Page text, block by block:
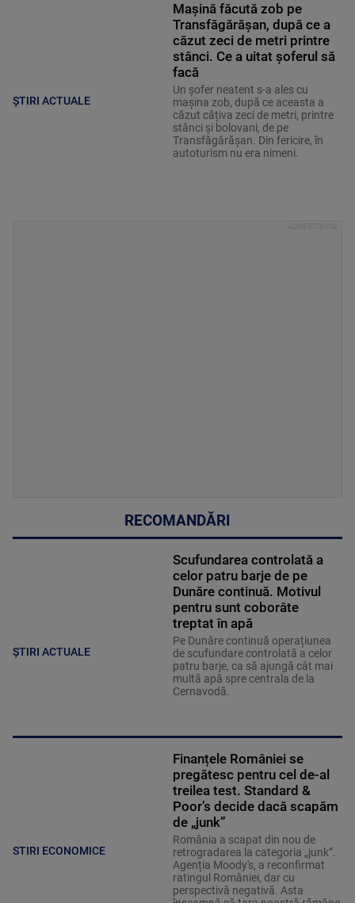
ȘTIRI ACTUALE
Mașină făcută zob pe
Transfăgărășan, după ce a
căzut zeci de metri printre
stânci. Ce a uitat șoferul să
facă
Un șofer neatent s-a ales cu
mașina zob, după ce aceasta a
căzut câțiva zeci de metri, printre
stânci și bolovani, de pe
Transfăgărășan. Din fericire, în
autoturism nu era nimeni.
RECOMANDĂRI
ȘTIRI ACTUALE
Scufundarea controlată a
celor patru barje de pe
Dunăre continuă. Motivul
pentru sunt coborâte
treptat în apă
Pe Dunăre continuă operațiunea
de scufundare controlată a celor
patru barje, ca să ajungă cât mai
multă apă spre centrala de la
Cernavodă.
STIRI ECONOMICE
Finanțele României se
pregătesc pentru cel de-al
treilea test. Standard &
Poor’s decide dacă scapăm
de „junk”
România a scapat din nou de
retrogradarea la categoria „junk”.
Agenția Moody's, a reconfirmat
ratingul României, dar cu
perspectivă negativă. Asta